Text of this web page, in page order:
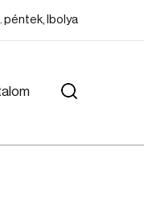
péntek, Ibolya